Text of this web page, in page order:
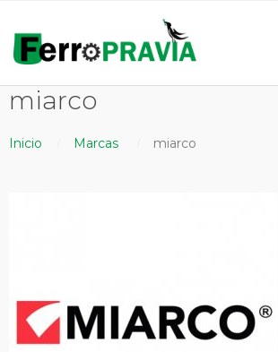
miarco
Inicio Marcas miarco